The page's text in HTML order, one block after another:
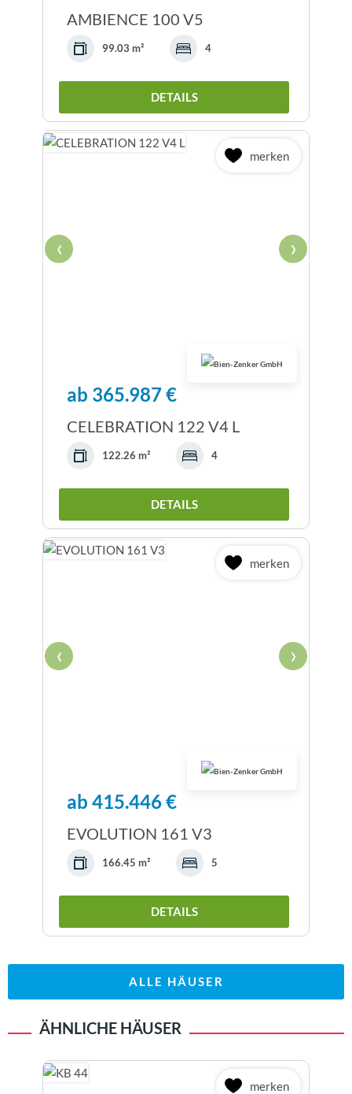
AMBIENCE 100 V5
99.03 m² 4
DETAILS
merken
‹ ›
ab 365.987 €
CELEBRATION 122 V4 L
122.26 m² 4
DETAILS
merken
‹ ›
ab 415.446 €
EVOLUTION 161 V3
166.45 m² 5
DETAILS
ALLE HÄUSER
ÄHNLICHE HÄUSER
merken